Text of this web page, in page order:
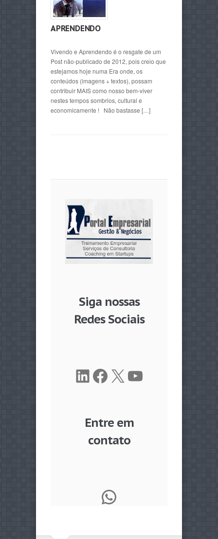
APRENDENDO
Vivendo e Aprendendo é o resgate de um
Post não-publicado de 2012, pois creio que
estejamos hoje numa Era onde, os
conteúdos (imagens + textos), possam
contribuir MAIS como nosso bem-viver
nestes tempos sombrios, cultural e
economicamente ! Não bastasse […]
Siga nossas
Redes Sociais
LinkedIn
Facebook
X Youtube
Entre em
contato
WhatsApp